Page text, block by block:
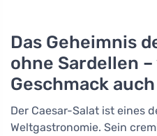
Das Geheimnis
ohne Sardellen
Geschmack
Der Caesar-Salat ist eines
Weltgastronomie. Sein